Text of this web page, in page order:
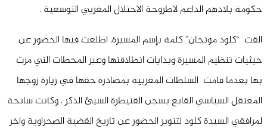
حكومة بلادهم الداعم لاطروحة الاحتلال المغربي التوسعية .
القت “كلود مونجان” كلمة بإسم المسيرة، اطلعت فيها الحضور عن
حيثيات تنظيم المسيرة وبدايات انطلاقتها وعبر المحطات التي مرت
بها بعدما قامت السلطات المغربية بمصادرة حقها في زيارة زوجها
المعتقل السياسي القابع بسجن القنيطرة السيئ الذكر ، وكانت سانحة
لمرافقي السيدة كلود لتنوير الحضور عن تاريخ القضية الصحراوية واخر